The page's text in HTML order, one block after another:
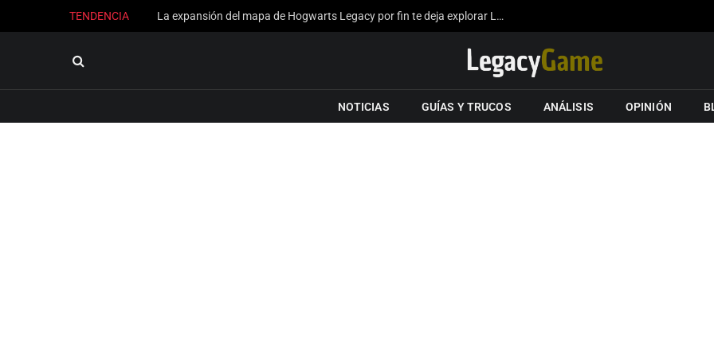
TENDENCIA La expansión del mapa de Hogwarts Legacy por fin te deja explorar Londres gracias a los fans
NOTICIAS GUÍAS Y TRUCOS ANÁLISIS OPINIÓN